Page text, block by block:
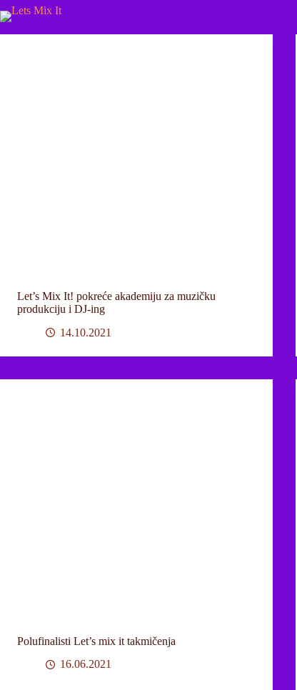
Let’s Mix It! pokreće akademiju za muzičku
produkciju i DJ-ing
14.10.2021
Polufinalisti Let’s mix it takmičenja
16.06.2021